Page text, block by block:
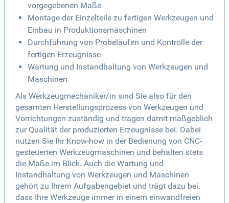
vorgegebenen Maße
Montage der Einzelteile zu fertigen Werkzeugen und
Einbau in Produktionsmaschinen
Durchführung von Probeläufen und Kontrolle der
fertigen Erzeugnisse
Wartung und Instandhaltung von Werkzeugen und
Maschinen
Als Werkzeugmechaniker/in sind Sie also für den
gesamten Herstellungsprozess von Werkzeugen und
Vorrichtungen zuständig und tragen damit maßgeblich
zur Qualität der produzierten Erzeugnisse bei. Dabei
nutzen Sie Ihr Know-how in der Bedienung von CNC-
gesteuerten Werkzeugmaschinen und behalten stets
die Maße im Blick. Auch die Wartung und
Instandhaltung von Werkzeugen und Maschinen
gehört zu Ihrem Aufgabengebiet und trägt dazu bei,
dass Ihre Werkzeuge immer in einem einwandfreien